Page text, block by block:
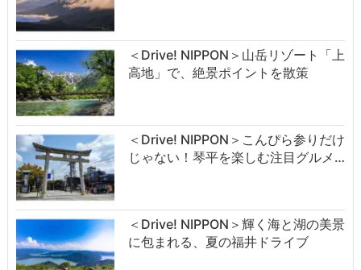
＜Drive! NIPPON＞山岳リゾート「上
高地」で、絶景ポイントを散策
＜Drive! NIPPON＞こんぴら参りだけ
じゃない！琴平を楽しむ注目グルメ…
＜Drive! NIPPON＞輝く海と湖の美景
に包まれる、夏の福井ドライブ